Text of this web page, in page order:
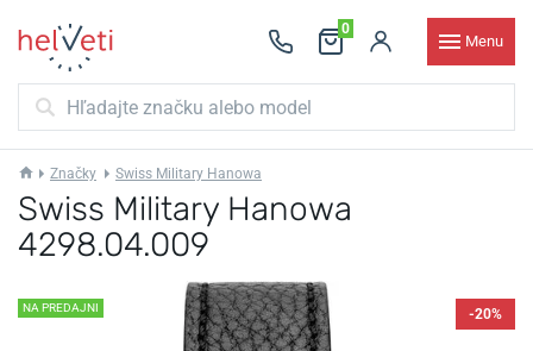
0
Menu
Značky Swiss Military Hanowa
Swiss Military Hanowa
4298.04.009
NA PREDAJNI -20%